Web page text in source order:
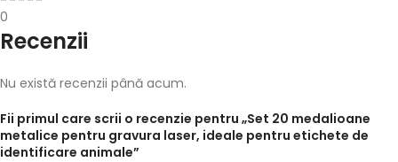
0
Recenzii
Nu există recenzii până acum.
Fii primul care scrii o recenzie pentru „Set 20 medalioane
metalice pentru gravura laser, ideale pentru etichete de
identificare animale”